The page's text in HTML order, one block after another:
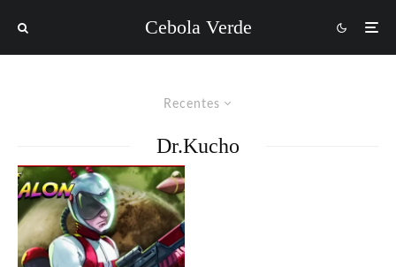
Cebola Verde
Recentes
Dr.Kucho